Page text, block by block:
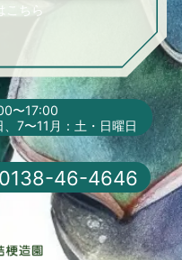
こちら
〜17:00
、7〜11月：土・日曜日
0138-46-4646